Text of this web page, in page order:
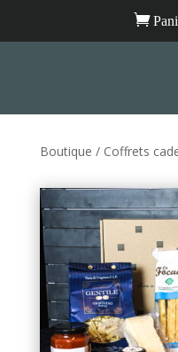

Boutique / Coffrets